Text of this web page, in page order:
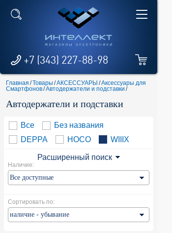
+7 (343) 227-88-98
Главная /Товары /АКСЕССУАРЫ /Аксессуары для
Смартфонов/Автодержатели и подставки /
Автодержатели и подставки
Все
Без названия
DEPPA
HOCO WIIIX
Расширенный поиск
Наличие:
Сортировать по: